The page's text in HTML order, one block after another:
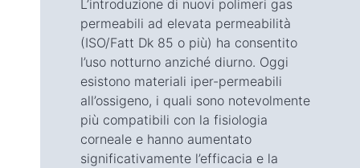
L’introduzione di nuovi polimeri gas
permeabili ad elevata permeabilità
(ISO/Fatt Dk 85 o più) ha consentito
l’uso notturno anziché diurno. Oggi
esistono materiali iper-permeabili
all’ossigeno, i quali sono notevolmente
più compatibili con la fisiologia
corneale e hanno aumentato
significativamente l’efficacia e la